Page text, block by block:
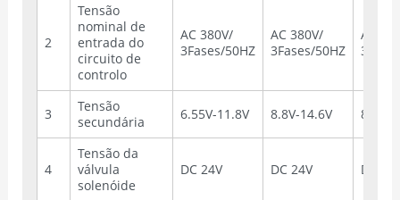
2
Tensão
nominal de
entrada do
circuito de
controlo
AC 380V/
3Fases/50HZ
AC 380V/
3Fases/50HZ
AC
3
Tensão
secundária
6.55V-11.8V 8.8V-14.6V 8.8V-
4
Tensão da
válvula
solenóide
DC 24V DC 24V DC